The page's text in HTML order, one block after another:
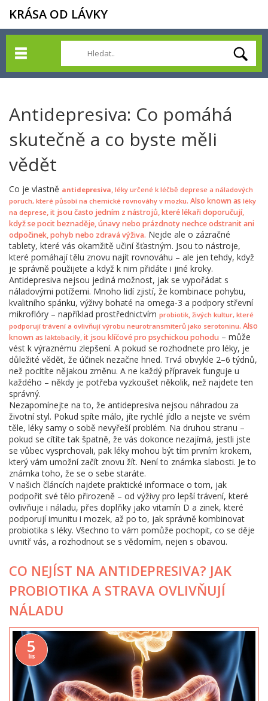
KRÁSA OD LÁVKY
Antidepresiva: Co pomáhá
skutečně a co byste měli
vědět
Co je vlastně antidepresiva, léky určené k léčbě deprese a náladových
poruch, které působí na chemické rovnováhy v mozku. Also known as léky
na deprese, it jsou často jedním z nástrojů, které lékaři doporučují,
když se pocit beznaděje, únavy nebo prázdnoty nechce odstranit ani
odpočinek, pohyb nebo zdravá výživa. Nejde ale o zázračné
tablety, které vás okamžitě učiní šťastným. Jsou to nástroje,
které pomáhají tělu znovu najít rovnováhu – ale jen tehdy, když
je správně použijete a když k nim přidáte i jiné kroky.
Antidepresiva nejsou jediná možnost, jak se vypořádat s
náladovými potížemi. Mnoho lidí zjistí, že kombinace pohybu,
kvalitního spánku, výživy bohaté na omega-3 a podpory střevní
mikroflóry – například prostřednictvím probiotik, živých kultur, které
podporují trávení a ovlivňují výrobu neurotransmiterů jako serotoninu. Also
known as laktobacily, it jsou klíčové pro psychickou pohodu – může
vést k výraznému zlepšení. A pokud se rozhodnete pro léky, je
důležité vědět, že účinek nezačne hned. Trvá obvykle 2–6 týdnů,
než pocítíte nějakou změnu. A ne každý přípravek funguje u
každého – někdy je potřeba vyzkoušet několik, než najdete ten
správný.
Nezapomínejte na to, že antidepresiva nejsou náhradou za
životní styl. Pokud spíte málo, jíte rychlé jídlo a nejste ve svém
těle, léky samy o sobě nevyřeší problém. Na druhou stranu –
pokud se cítíte tak špatně, že vás dokonce nezajímá, jestli jste
se vůbec vysprchovali, pak léky mohou být tím prvním krokem,
který vám umožní začít znovu žít. Není to známka slabosti. Je to
známka toho, že se o sebe staráte.
V našich článcích najdete praktické informace o tom, jak
podpořit své tělo přirozeně – od výživy pro lepší trávení, které
ovlivňuje i náladu, přes doplňky jako vitamín D a zinek, které
podporují imunitu i mozek, až po to, jak správně kombinovat
probiotika s léky. Všechno to vám pomůže pochopit, co se děje
uvnitř vás, a rozhodnout se s vědomím, nejen s obavou.
CO NEJÍST NA ANTIDEPRESIVA? JAK
PROBIOTIKA A STRAVA OVLIVŇUJÍ
NÁLADU
5
lis